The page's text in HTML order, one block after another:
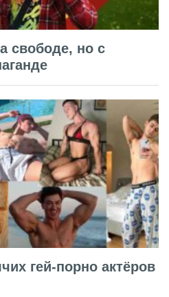
свободе, но с
гей-порно актёров